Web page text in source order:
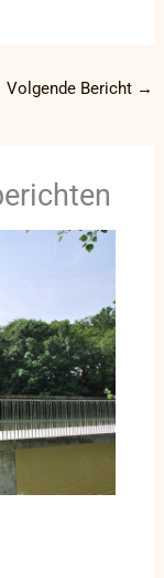
Volgende Bericht →